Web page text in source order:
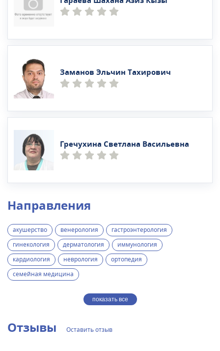
Заманов Эльчин Тахирович
Гречухина Светлана Васильевна
Направления
акушерство венерология
гастроэнтерология
гинекология
дерматология
иммунология
кардиология
неврология
ортопедия
семейная медицина
показать все
Отзывы Оставить отзыв